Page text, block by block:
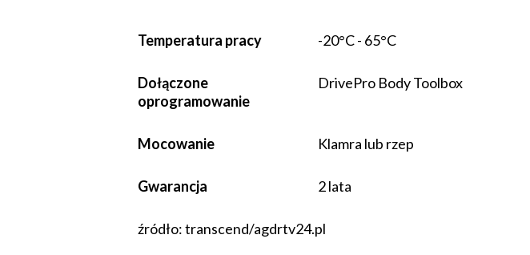
Temperatura pracy -20°C - 65°C
Dołączone
oprogramowanie
DrivePro Body Toolbox
Mocowanie Klamra lub rzep
Gwarancja 2 lata
źródło: transcend/agdrtv24.pl